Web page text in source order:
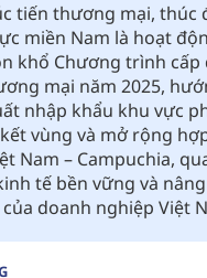
tiến thương mại, thúc
miền Nam là hoạt
khổ Chương trình cấp
mại năm 2025,
nhập khẩu khu vực
vùng và mở rộng
Nam – Campuchia,
tế bền vững và
doanh nghiệp Việt